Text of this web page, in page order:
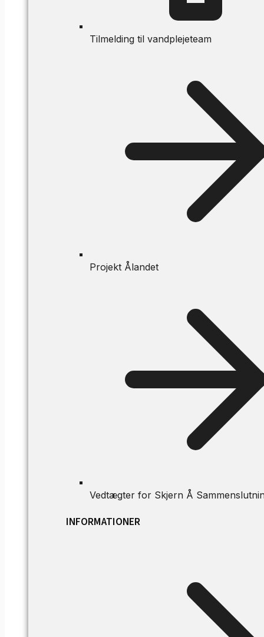
Tilmelding til vandplejeteam
Projekt Ålandet
Vedtægter for Skjern Å
INFORMATIONER